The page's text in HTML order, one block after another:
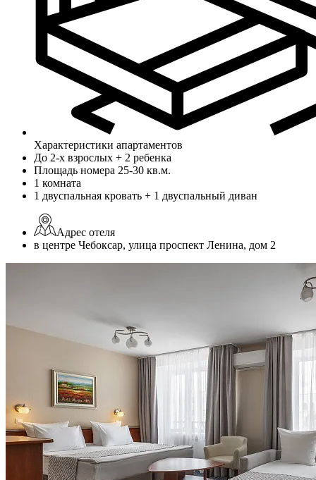
Характеристики апартаментов
До 2-х взрослых + 2 ребенка
Площадь номера 25-30 кв.м.
1 комната
1 двуспальная кровать + 1 двуспальный диван
Адрес отеля
в центре Чебоксар, улица проспект Ленина, дом 2